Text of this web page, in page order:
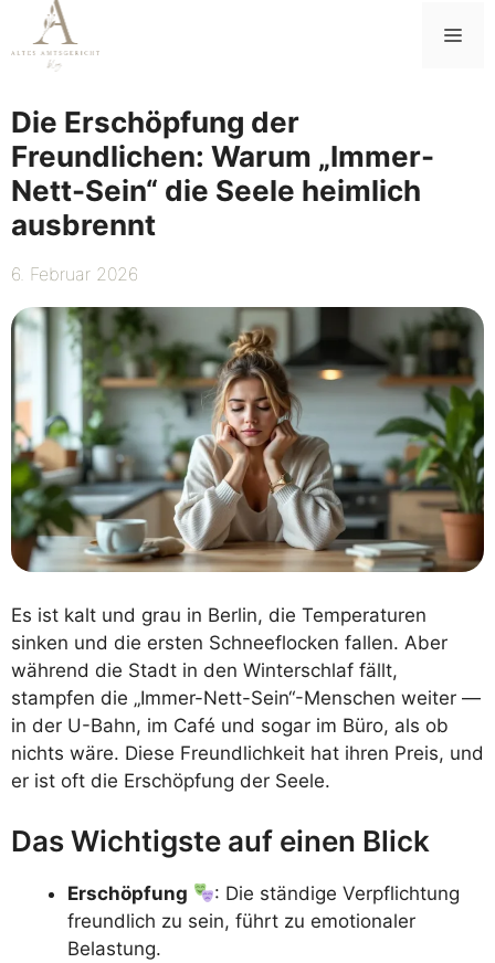
Inhalt
springen
Die Erschöpfung der
Freundlichen: Warum „Immer-
Nett-Sein“ die Seele heimlich
ausbrennt
6. Februar 2026
Es ist kalt und grau in Berlin, die Temperaturen
sinken und die ersten Schneeflocken fallen. Aber
während die Stadt in den Winterschlaf fällt,
stampfen die „Immer-Nett-Sein“-Menschen weiter —
in der U-Bahn, im Café und sogar im Büro, als ob
nichts wäre. Diese Freundlichkeit hat ihren Preis, und
er ist oft die Erschöpfung der Seele.
Das Wichtigste auf einen Blick
Erschöpfung
: Die ständige Verpflichtung
freundlich zu sein, führt zu emotionaler
Belastung.